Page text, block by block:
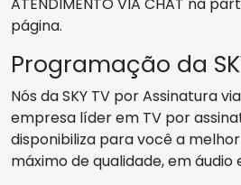
página.
Programação da
Nós da SKY TV por Assinatura
empresa líder em TV por
disponibiliza para você a
máximo de qualidade, em áudio